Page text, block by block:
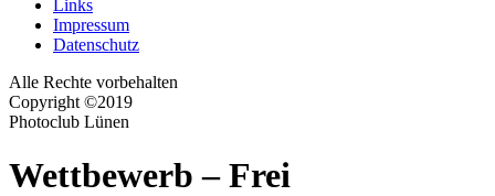
Links
Impressum
Datenschutz
Alle Rechte vorbehalten
Copyright ©2019
Photoclub Lünen
Wettbewerb – Frei